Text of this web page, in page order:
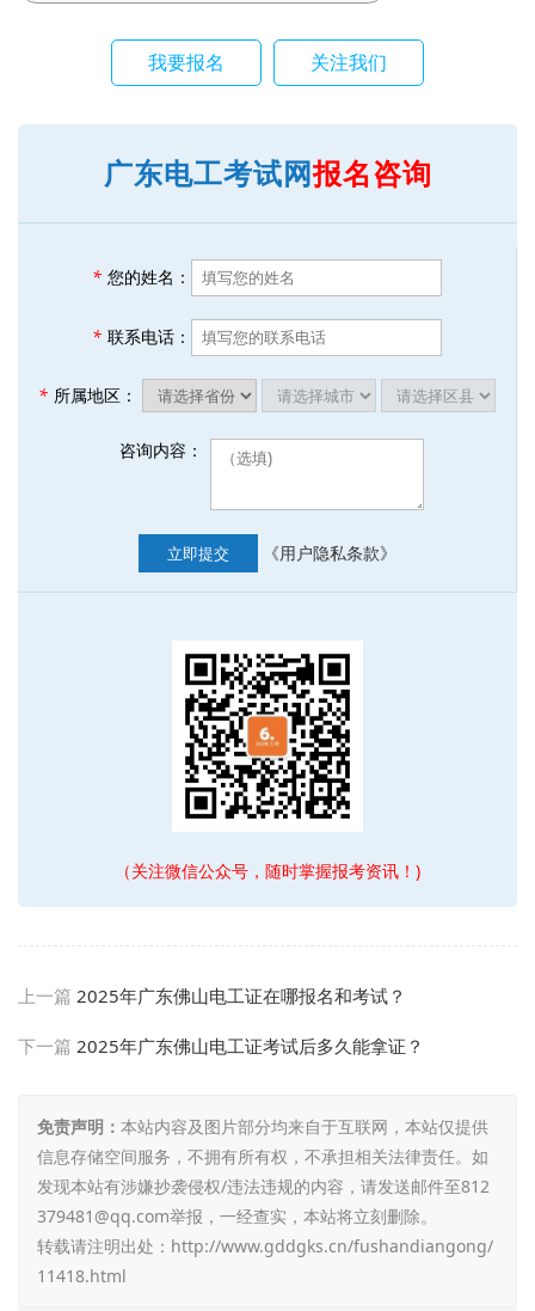
我要报名 关注我们
广东电工考试网报名咨询
* 您的姓名：
* 联系电话：
* 所属地区：
咨询内容：
立即提交 《用户隐私条款》
（关注微信公众号，随时掌握报考资讯！)
上一篇 2025年广东佛山电工证在哪报名和考试？
下一篇 2025年广东佛山电工证考试后多久能拿证？
免责声明： 本站内容及图片部分均来自于互联网，本站仅提供
信息存储空间服务，不拥有所有权，不承担相关法律责任。如
发现本站有涉嫌抄袭侵权/违法违规的内容，请发送邮件至812
379481@qq.com举报，一经查实，本站将立刻删除。
转载请注明出处： http://www.gddgks.cn/fushandiangong/
11418.html